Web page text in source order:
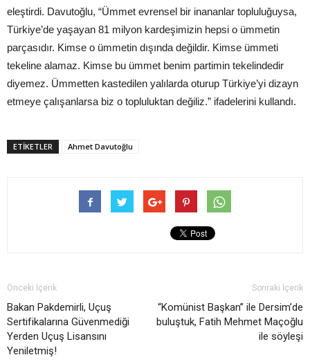
eleştirdi. Davutoğlu, “Ümmet evrensel bir inananlar topluluğuysa,
Türkiye’de yaşayan 81 milyon kardeşimizin hepsi o ümmetin
parçasıdır. Kimse o ümmetin dışında değildir. Kimse ümmeti
tekeline alamaz. Kimse bu ümmet benim partimin tekelindedir
diyemez. Ümmetten kastedilen yalılarda oturup Türkiye’yi dizayn
etmeye çalışanlarsa biz o topluluktan değiliz.” ifadelerini kullandı.
ETIKETLER Ahmet Davutoğlu
Önceki İçerik
Bakan Pakdemirli, Uçuş
Sertifikalarına Güvenmediği
Yerden Uçuş Lisansını
Yeniletmiş!
Sonraki İçerik
“Komünist Başkan” ile Dersim’de
buluştuk, Fatih Mehmet Maçoğlu
ile söyleşi